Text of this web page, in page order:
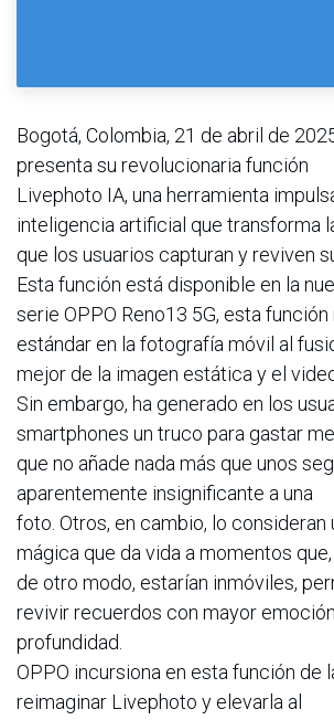
Bogotá, Colombia, 21 de abril de
presenta su revolucionaria función
Livephoto IA, una herramienta
inteligencia artificial que transforma
que los usuarios capturan y reviven
Esta función está disponible en la
serie OPPO Reno13 5G, esta función
estándar en la fotografía móvil al
mejor de la imagen estática y el
Sin embargo, ha generado en los
smartphones un truco para gastar
que no añade nada más que unos
aparentemente insignificante a una
foto. Otros, en cambio, lo consideran
mágica que da vida a momentos que,
de otro modo, estarían inmóviles,
revivir recuerdos con mayor
profundidad.
OPPO incursiona en esta función de
reimaginar Livephoto y elevarla al